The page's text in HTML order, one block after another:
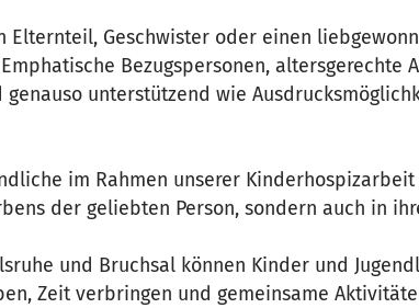
Elternteil, Geschwister oder einen
Bezugspersonen, altersgerechte
genauso unterstützend wie
im Rahmen unserer
der geliebten Person, sondern auch in
und Bruchsal können Kinder und
Zeit verbringen und gemeinsame